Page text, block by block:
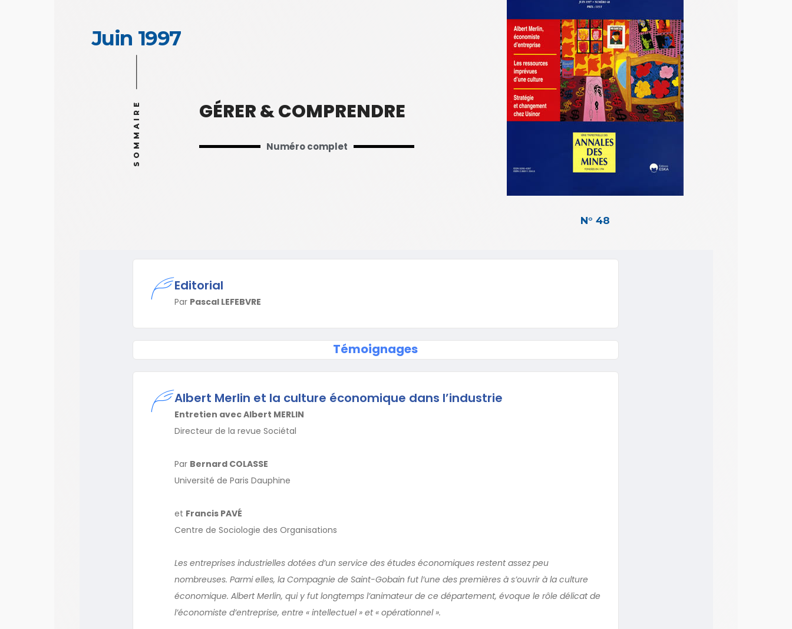
Juin 1997
SOMMAIRE GÉRER & COMPRENDRE
Numéro complet
N° 48
Editorial
Par Pascal LEFEBVRE
Témoignages
Albert Merlin et la culture économique dans l’industrie
Entretien avec Albert MERLIN
Directeur de la revue Sociétal
Par Bernard COLASSE
Université de Paris Dauphine
et Francis PAVÉ
Centre de Sociologie des Organisations
Les entreprises industrielles dotées d’un service des études économiques restent assez peu
nombreuses. Parmi elles, la Compagnie de Saint-Gobain fut l’une des premières à s’ouvrir à la culture
économique. Albert Merlin, qui y fut longtemps l’animateur de ce département, évoque le rôle délicat de
l’économiste d’entreprise, entre « intellectuel » et « opérationnel ».